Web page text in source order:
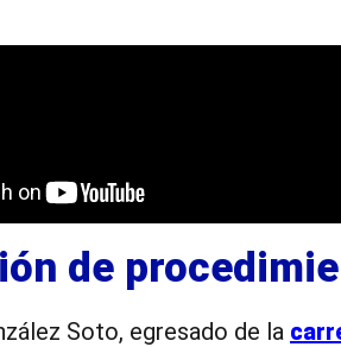
de
Soto, egresado de la